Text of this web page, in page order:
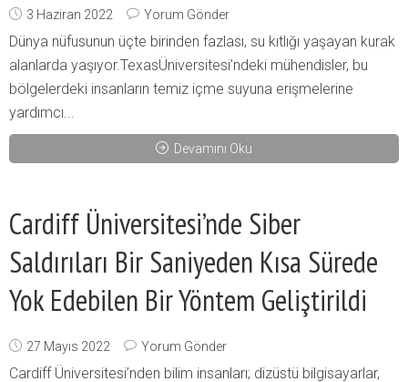
3 Haziran 2022 Yorum Gönder
Dünya nüfusunun üçte birinden fazlası, su kıtlığı yaşayan kurak
alanlarda yaşıyor.TexasÜniversitesi’ndeki mühendisler, bu
bölgelerdeki insanların temiz içme suyuna erişmelerine
yardımcı...
Devamını Oku
Cardiff Üniversitesi’nde Siber
Saldırıları Bir Saniyeden Kısa Sürede
Yok Edebilen Bir Yöntem Geliştirildi
27 Mayıs 2022 Yorum Gönder
Cardiff Üniversitesi’nden bilim insanları; dizüstü bilgisayarlar,